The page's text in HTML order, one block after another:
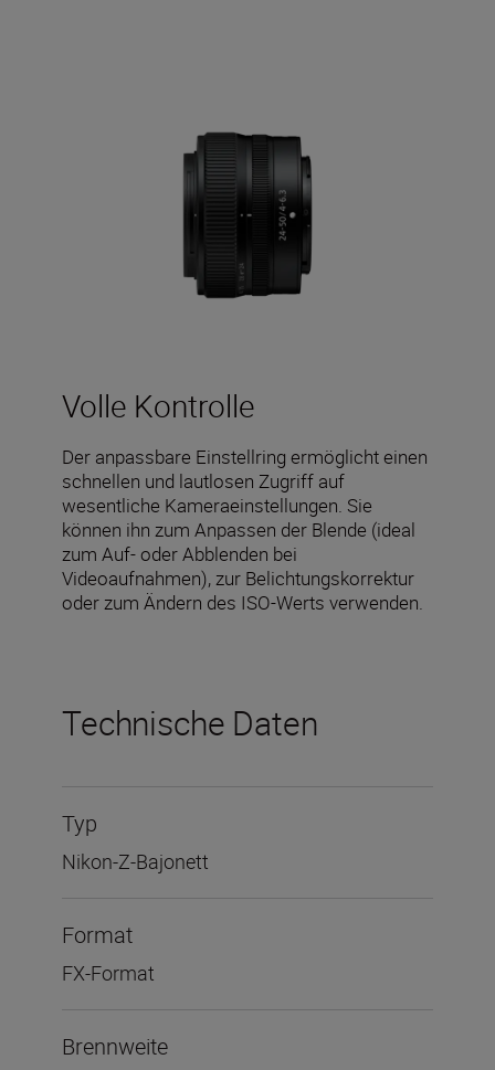
Volle Kontrolle
Der anpassbare Einstellring ermöglicht einen
schnellen und lautlosen Zugriff auf
wesentliche Kameraeinstellungen. Sie
können ihn zum Anpassen der Blende (ideal
zum Auf- oder Abblenden bei
Videoaufnahmen), zur Belichtungskorrektur
oder zum Ändern des ISO-Werts verwenden.
Technische Daten
Typ
Nikon-Z-Bajonett
Format
FX-Format
Brennweite